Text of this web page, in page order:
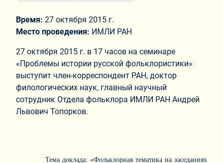
Время: 27 октября 2015 г.
Место проведения: ИМЛИ РАН
27 октября 2015 г. в 17 часов на семинаре
«Проблемы истории русской фольклористики»
выступит член-корреспондент РАН, доктор
филологических наук, главный научный
сотрудник Отдела фольклора ИМЛИ РАН Андрей
Львович Топорков.
Тема доклада: «Фольклорная тематика на заседаниях